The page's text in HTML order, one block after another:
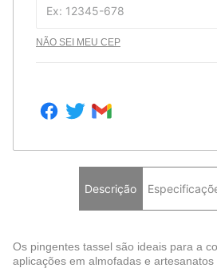
NÃO SEI MEU CEP
Descrição
Os pingentes tassel são ideais para a
aplicações em almofadas e artesanatos